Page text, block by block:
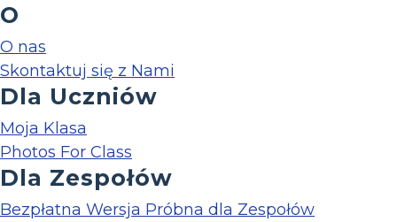
O
O nas
Skontaktuj się z Nami
Dla Uczniów
Moja Klasa
Photos For Class
Dla Zespołów
Bezpłatna Wersja Próbna dla Zespołów